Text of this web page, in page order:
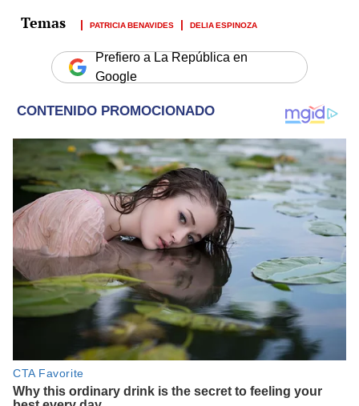
PATRICIA BENAVIDES DELIA ESPINOZA
Prefiero a La República en
Google